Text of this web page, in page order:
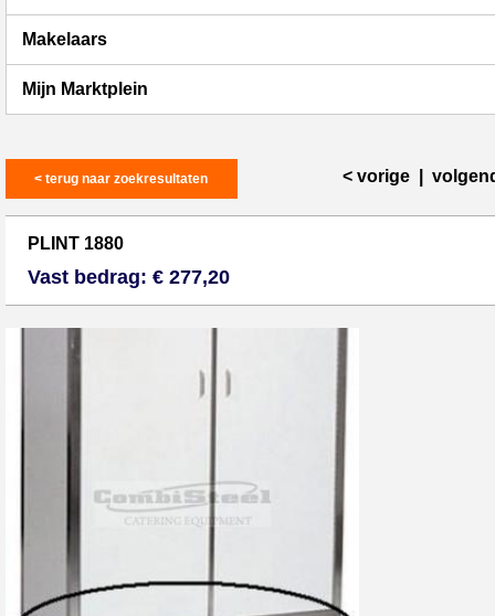
Makelaars
Mijn Marktplein
< terug naar zoekresultaten < vorige
PLINT 1880
Vast bedrag: € 277,20